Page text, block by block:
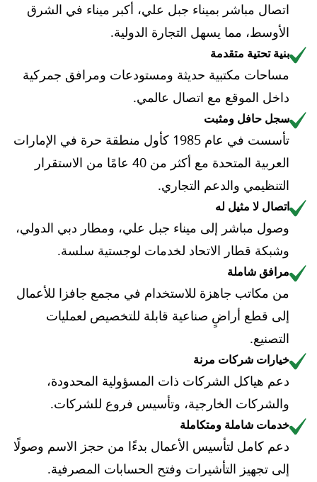
اتصال مباشر بميناء جبل علي، أكبر ميناء في الشرق
الأوسط، مما يسهل التجارة الدولية.
بنية تحتية متقدمة
مساحات مكتبية حديثة ومستودعات ومرافق جمركية
داخل الموقع مع اتصال عالمي.
سجل حافل ومثبت
تأسست في عام 1985 كأول منطقة حرة في الإمارات
العربية المتحدة مع أكثر من 40 عامًا من الاستقرار
التنظيمي والدعم التجاري.
اتصال لا مثيل له
وصول مباشر إلى ميناء جبل علي، ومطار دبي الدولي،
وشبكة قطار الاتحاد لخدمات لوجستية سلسة.
مرافق شاملة
من مكاتب جاهزة للاستخدام في مجمع جافزا للأعمال
إلى قطع أراضٍ صناعية قابلة للتخصيص لعمليات
التصنيع.
خيارات شركات مرنة
دعم هياكل الشركات ذات المسؤولية المحدودة،
والشركات الخارجية، وتأسيس فروع للشركات.
خدمات شاملة ومتكاملة
دعم كامل لتأسيس الأعمال بدءًا من حجز الاسم وصولًا
إلى تجهيز التأشيرات وفتح الحسابات المصرفية.